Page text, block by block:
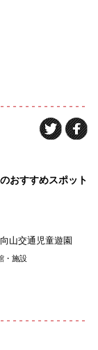
おすすめスポット
山交通児童遊園
・施設